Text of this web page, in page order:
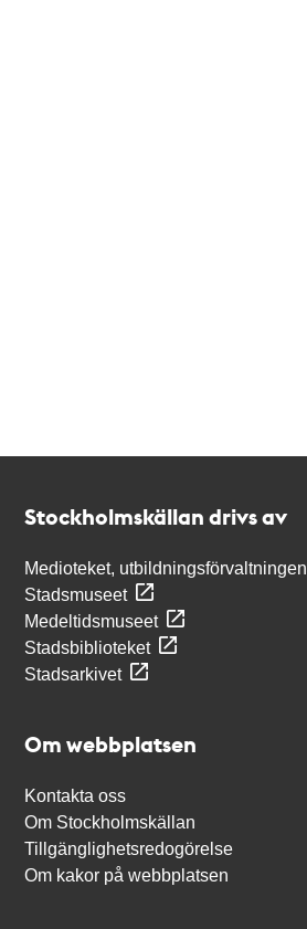
Stockholmskällan drivs av
Medioteket, utbildningsförvaltningen
Stadsmuseet
Medeltidsmuseet
Stadsbiblioteket
Stadsarkivet
Om webbplatsen
Kontakta oss
Om Stockholmskällan
Tillgänglighetsredogörelse
Om kakor på webbplatsen